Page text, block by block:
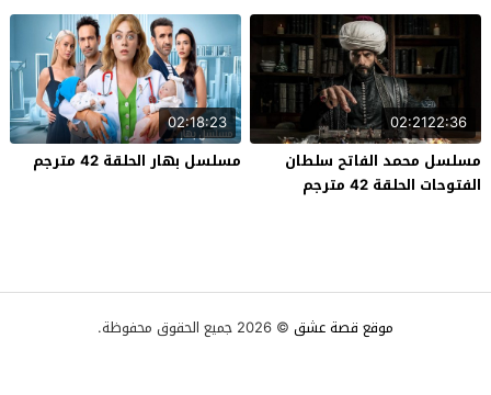
02:2122:36
مسلسل محمد الفاتح سلطان
الفتوحات الحلقة 42 مترجم
02:18:23
مسلسل بهار الحلقة 42 مترجم
موقع قصة عشق © 2026 جميع الحقوق محفوظة.